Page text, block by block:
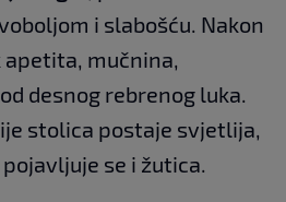
i slabošću. Nakon
mučnina,
desnog rebrenog luka.
stolica postaje svjetlija,
se i žutica.